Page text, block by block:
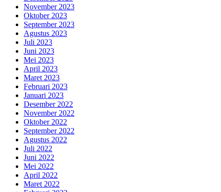
November 2023
Oktober 2023
September 2023
Agustus 2023
Juli 2023
Juni 2023
Mei 2023
April 2023
Maret 2023
Februari 2023
Januari 2023
Desember 2022
November 2022
Oktober 2022
September 2022
Agustus 2022
Juli 2022
Juni 2022
Mei 2022
April 2022
Maret 2022